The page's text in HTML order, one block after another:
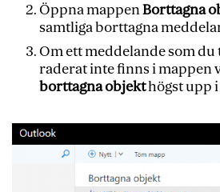
Öppna mappenBorttagna
samtliga borttagna
Om ett meddelande som
raderat inte finns i mappen
borttagna objekthögst upp